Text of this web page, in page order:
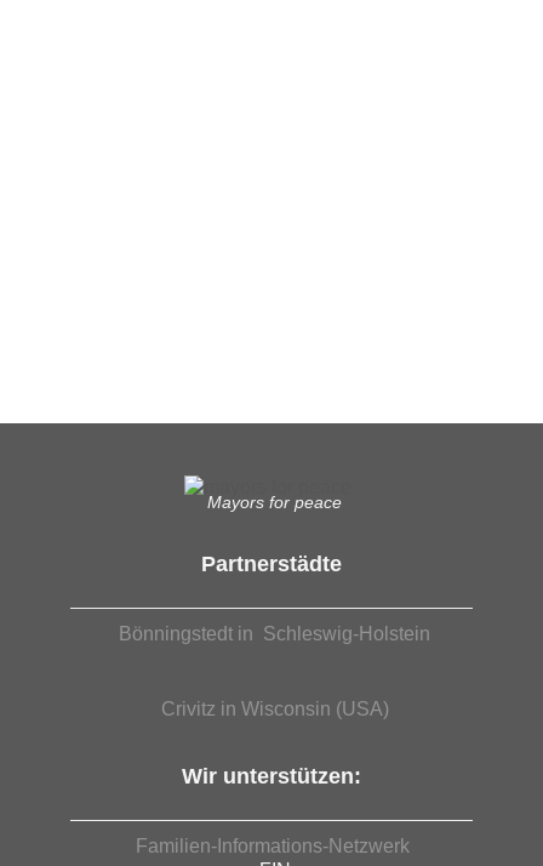
Mayors for peace
Partnerstädte
Bönningstedt in Schleswig-Holstein
Crivitz in Wisconsin (USA)
Wir unterstützen:
Familien-Informations-Netzwerk